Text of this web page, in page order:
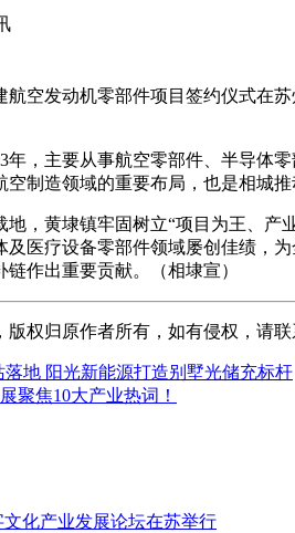
空发动机零部件项目签约仪式在
年，主要从事航空零部件、半导体
制造领域的重要布局，也是相城
，黄埭镇牢固树立“项目为王、
医疗设备零部件领域屡创佳绩，
作出重要贡献。（相埭宣）
权归原作者所有，如有侵权，请联
地 阳光新能源打造别墅光储充标杆
聚焦10大产业热词！
化产业发展论坛在苏举行